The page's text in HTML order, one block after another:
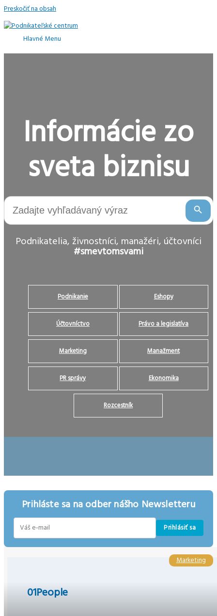
Preskočiť na obsah
Hlavné Menu
Informácie zo
sveta biznisu
Search
for:
Search Button
Podnikatelia, živnostníci, manažéri, účtovníci
#smevtomsvami
Podnikanie Eshopy
Účtovníctvo Právo a legislatíva
Marketing Manažment
PR správy Ekonomika
Rozcestník
Prihláste sa na odber nášho Newsletteru
Prihlásiť sa
01People
Marketing